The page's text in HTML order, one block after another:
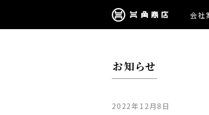
会社
お知らせ
2022年12月8日